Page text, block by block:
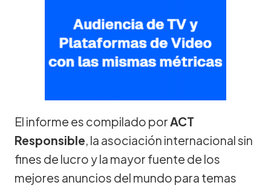
El informe es compilado por ACT
Responsible, la asociación internacional sin
fines de lucro y la mayor fuente de los
mejores anuncios del mundo para temas